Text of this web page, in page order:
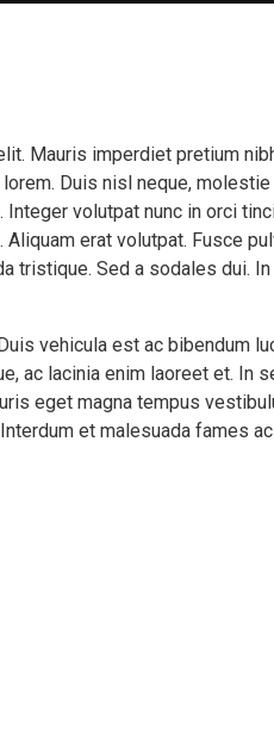
Mauris imperdiet pretium
Duis nisl neque,
volutpat nunc in orci
erat volutpat. Fusce
tristique. Sed a sodales dui.
vehicula est ac bibendum
ac lacinia enim laoreet et. In
eget magna tempus
et malesuada fames